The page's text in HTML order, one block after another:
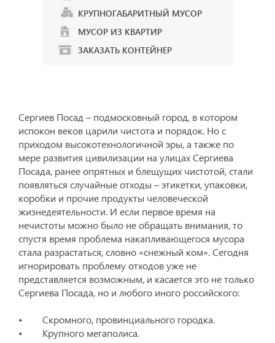
КРУПНОГАБАРИТНЫЙ МУСОР
МУСОР ИЗ КВАРТИР
ЗАКАЗАТЬ КОНТЕЙНЕР
Сергиев Посад – подмосковный город, в котором
испокон веков царили чистота и порядок. Но с
приходом высокотехнологичной эры, а также по
мере развития цивилизации на улицах Сергиева
Посада, ранее опрятных и блещущих чистотой, стали
появляться случайные отходы – этикетки, упаковки,
коробки и прочие продукты человеческой
жизнедеятельности. И если первое время на
нечистоты можно было не обращать внимания, то
спустя время проблема накапливающегося мусора
стала разрастаться, словно «снежный ком». Сегодня
игнорировать проблему отходов уже не
представляется возможным, и касается это не только
Сергиева Посада, но и любого иного российского:
• Скромного, провинциального городка.
• Крупного мегаполиса.